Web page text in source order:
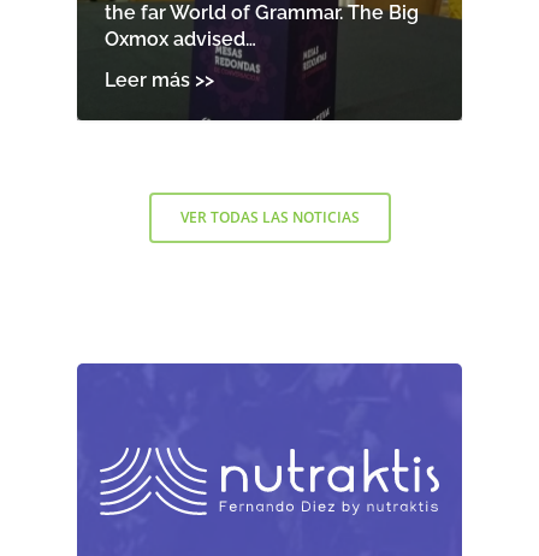
the far World of Grammar. The Big
Oxmox advised…
VER TODAS LAS NOTICIAS